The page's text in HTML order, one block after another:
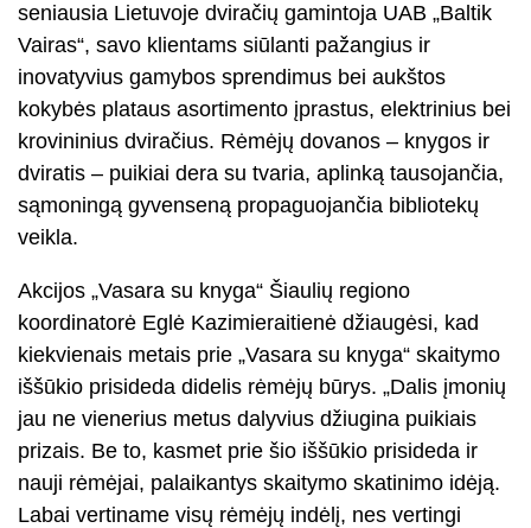
seniausia Lietuvoje dviračių gamintoja UAB „Baltik
Vairas“, savo klientams siūlanti pažangius ir
inovatyvius gamybos sprendimus bei aukštos
kokybės plataus asortimento įprastus, elektrinius bei
krovininius dviračius. Rėmėjų dovanos – knygos ir
dviratis – puikiai dera su tvaria, aplinką tausojančia,
sąmoningą gyvenseną propaguojančia bibliotekų
veikla.
Akcijos „Vasara su knyga“ Šiaulių regiono
koordinatorė Eglė Kazimieraitienė džiaugėsi, kad
kiekvienais metais prie „Vasara su knyga“ skaitymo
iššūkio prisideda didelis rėmėjų būrys. „Dalis įmonių
jau ne vienerius metus dalyvius džiugina puikiais
prizais. Be to, kasmet prie šio iššūkio prisideda ir
nauji rėmėjai, palaikantys skaitymo skatinimo idėją.
Labai vertiname visų rėmėjų indėlį, nes vertingi